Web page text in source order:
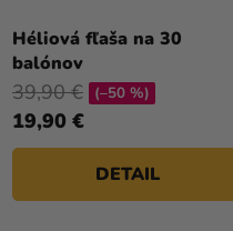
Héliová fľaša na 30
balónov
19,90 €
39,90 € (–50 %)
DETAIL